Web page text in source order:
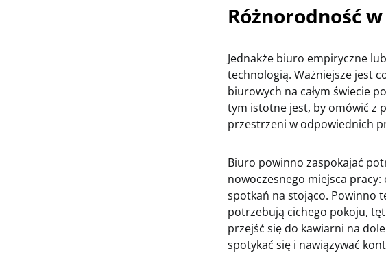
Różnorodność
Jednakże biuro empiryczne
technologią. Ważniejsze jest
biurowych na całym świecie
tym istotne jest, by omówić z
przestrzeni w odpowiednich
Biuro powinno zaspokajać
nowoczesnego miejsca
spotkań na stojąco. Powinno
potrzebują cichego pokoju,
przejść się do kawiarni na
spotykać się i nawiązywać